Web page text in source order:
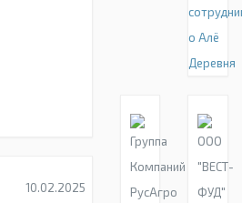
10.02.2025
о Алё
Деревня